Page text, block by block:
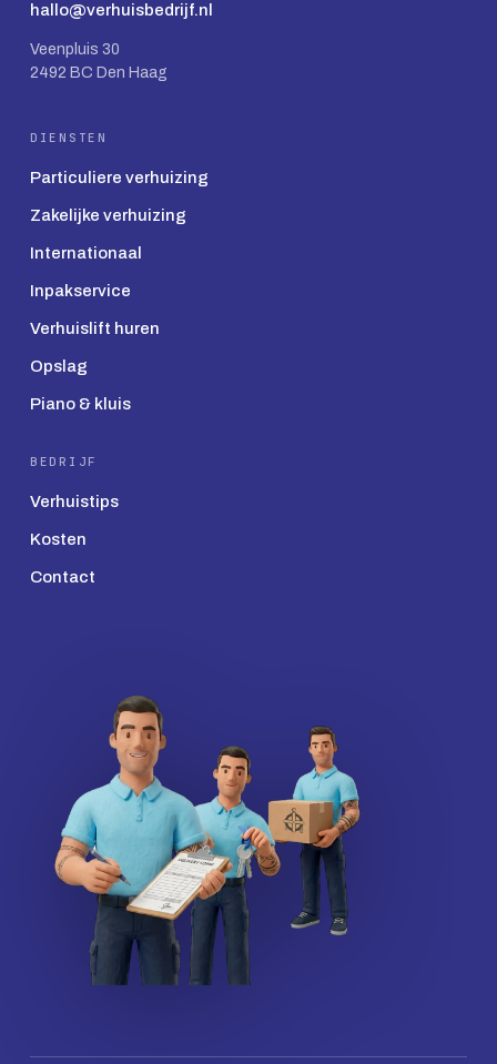
hallo@verhuisbedrijf.nl
Veenpluis 30
2492 BC Den Haag
DIENSTEN
Particuliere verhuizing
Zakelijke verhuizing
Internationaal
Inpakservice
Verhuislift huren
Opslag
Piano & kluis
BEDRIJF
Verhuistips
Kosten
Contact